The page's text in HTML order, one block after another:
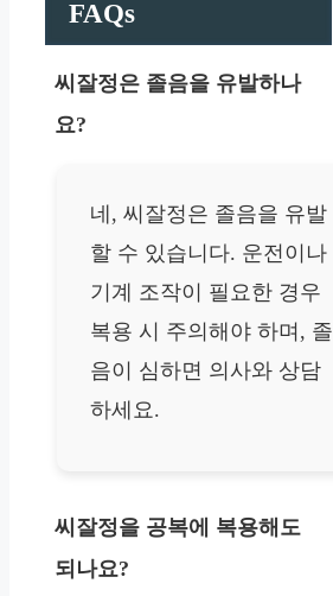
FAQs
씨잘정은 졸음을 유발하나
요?
네, 씨잘정은 졸음을 유발
할 수 있습니다. 운전이나
기계 조작이 필요한 경우
복용 시 주의해야 하며, 졸
음이 심하면 의사와 상담
하세요.
씨잘정을 공복에 복용해도
되나요?